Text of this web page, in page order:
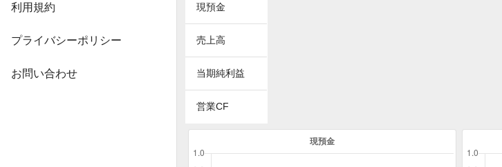
利用規約
プライバシーポリシー
お問い合わせ
現預金
売上高
当期純利益
営業CF